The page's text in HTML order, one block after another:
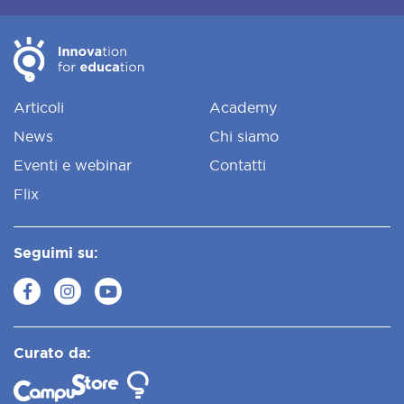
Articoli
News
Eventi e webinar
Flix
Academy
Chi siamo
Contatti
Seguimi su:
Curato da: